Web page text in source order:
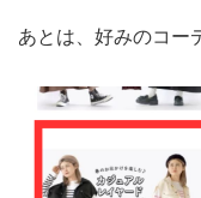
あとは、好みのコ